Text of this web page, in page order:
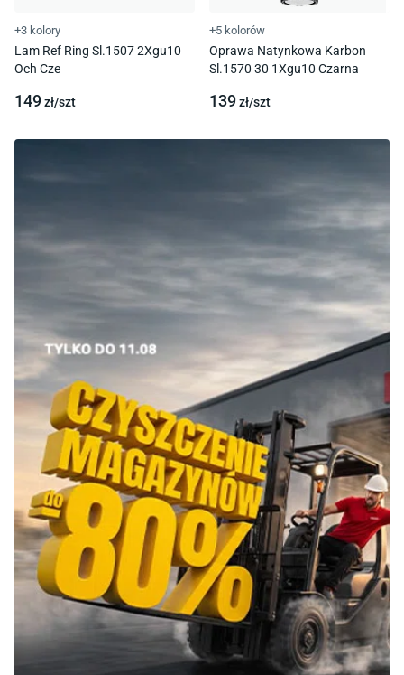
+3 kolory
Lam Ref Ring Sl.1507 2Xgu10
Och Cze
149zł/szt
+5 kolorów
Oprawa Natynkowa Karbon
Sl.1570 30 1Xgu10 Czarna
139zł/szt